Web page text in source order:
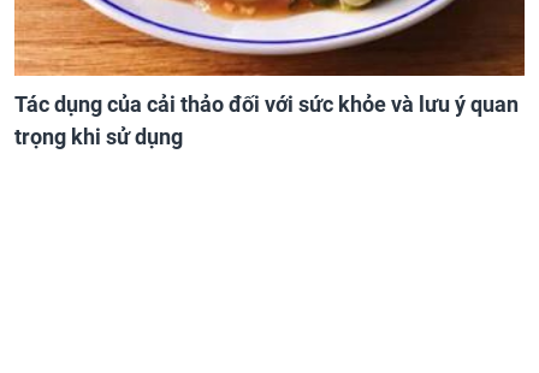
Tác dụng của cải thảo đối với sức khỏe và lưu ý quan
trọng khi sử dụng